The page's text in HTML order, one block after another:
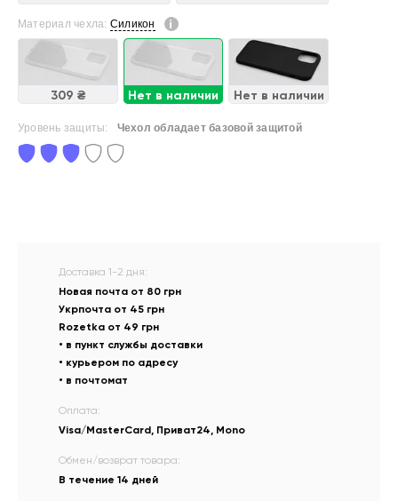
Материал чехла: Силикон
309 ₴ Нет в наличии Нет в наличии
Уровень защиты: Чехол обладает базовой защитой
Доставка 1-2 дня:
Новая почта от 80 грн
Укрпочта от 45 грн
Rozetka от 49 грн
• в пункт службы доставки
• курьером по адресу
• в почтомат
Оплата:
Visa/MasterCard, Приват24, Mono
Обмен/возврат товара:
В течение 14 дней